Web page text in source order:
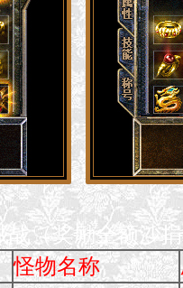
（奖励全额沙捐
怪物名称